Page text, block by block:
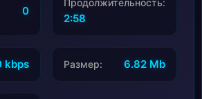
0
Продолжительность:
2:58
kbps Размер: 6.82 Mb